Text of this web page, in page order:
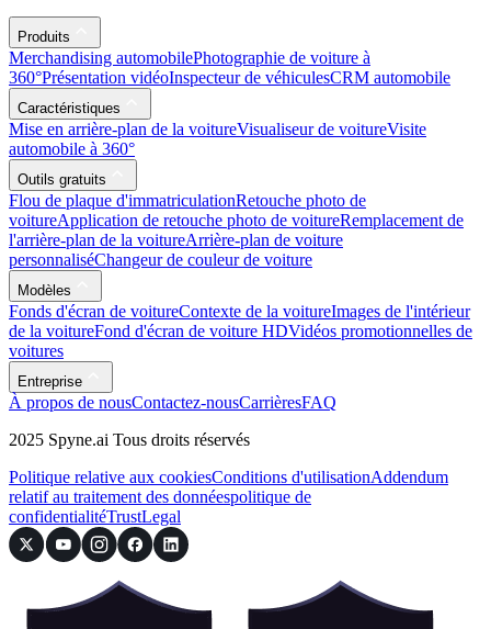
Produits
Merchandising automobilePhotographie de voiture à
360°Présentation vidéoInspecteur de véhiculesCRM automobile
Caractéristiques
Mise en arrière-plan de la voitureVisualiseur de voitureVisite
automobile à 360°
Outils gratuits
Flou de plaque d'immatriculationRetouche photo de
voitureApplication de retouche photo de voitureRemplacement de
l'arrière-plan de la voitureArrière-plan de voiture
personnaliséChangeur de couleur de voiture
Modèles
Fonds d'écran de voitureContexte de la voitureImages de l'intérieur
de la voitureFond d'écran de voiture HDVidéos promotionnelles de
voitures
Entreprise
À propos de nousContactez-nousCarrièresFAQ
2025 Spyne.ai Tous droits réservés
Politique relative aux cookiesConditions d'utilisationAddendum
relatif au traitement des donnéespolitique de
confidentialitéTrustLegal